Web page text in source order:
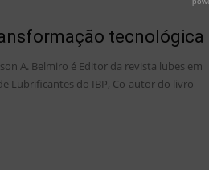
tecnológica
A. Belmiro é Editor da revista lubes em
Lubrificantes do IBP, Co-autor do livro